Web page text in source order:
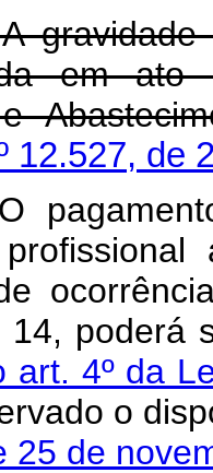
gravidade
em ato
12.527, de
poderá
art. 4º da
o
25 de